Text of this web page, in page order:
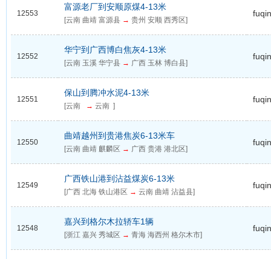
12553
富源老厂到安顺原煤4-13米
[云南 曲靖 富源县 → 贵州 安顺 西秀区]
12552
华宁到广西博白焦灰4-13米
[云南 玉溪 华宁县 → 广西 玉林 博白县]
12551
保山到腾冲水泥4-13米
[云南 → 云南 ]
12550
曲靖越州到贵港焦炭6-13米车
[云南 曲靖 麒麟区 → 广西 贵港 港北区]
12549
广西铁山港到沾益煤炭6-13米
[广西 北海 铁山港区 → 云南 曲靖 沾益县]
12548
嘉兴到格尔木拉轿车1辆
[浙江 嘉兴 秀城区 → 青海 海西州 格尔木市]